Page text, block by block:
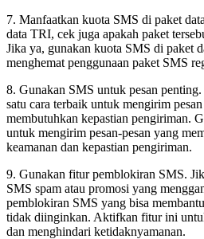
7. Manfaatkan kuota SMS di paket
data TRI, cek juga apakah paket
Jika ya, gunakan kuota SMS di paket
menghemat penggunaan paket SMS
8. Gunakan SMS untuk pesan
satu cara terbaik untuk mengirim
membutuhkan kepastian pengiriman.
untuk mengirim pesan-pesan yang
keamanan dan kepastian pengiriman.
9. Gunakan fitur pemblokiran SMS.
SMS spam atau promosi yang
pemblokiran SMS yang bisa
tidak diinginkan. Aktifkan fitur ini
dan menghindari ketidaknyamanan.